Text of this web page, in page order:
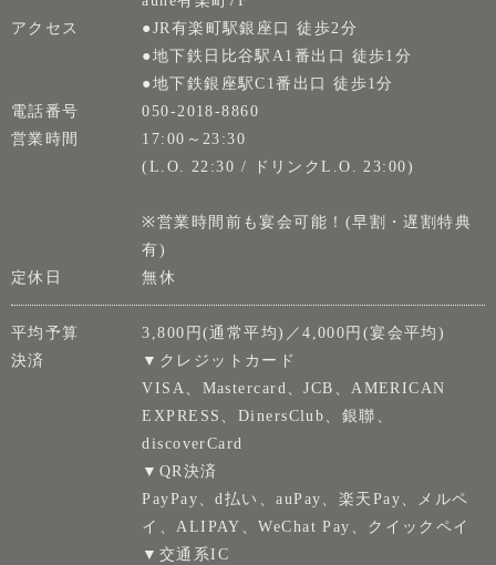
アクセス
●JR有楽町駅銀座口 徒歩2分
●地下鉄日比谷駅A1番出口 徒歩1分
●地下鉄銀座駅C1番出口 徒歩1分
電話番号
050-2018-8860
営業時間
17:00～23:30
(L.O. 22:30 / ドリンクL.O. 23:00)
※営業時間前も宴会可能！(早割・遅割特典
有)
定休日
無休
平均予算
3,800円(通常平均)／4,000円(宴会平均)
決済
▼クレジットカード
VISA、Mastercard、JCB、AMERICAN
EXPRESS、DinersClub、銀聯、
discoverCard
▼QR決済
PayPay、d払い、auPay、楽天Pay、メルペ
イ、ALIPAY、WeChat Pay、クイックペイ
▼交通系IC